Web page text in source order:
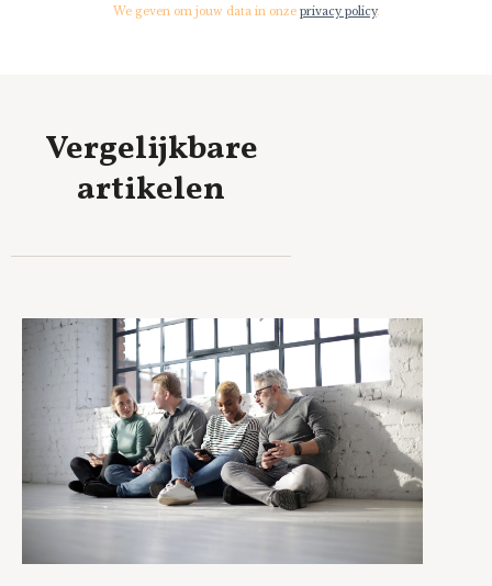
We geven om jouw data in onze privacy policy.
Vergelijkbare
artikelen